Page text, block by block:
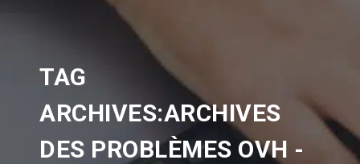
TAG
ARCHIVES:ARCHIVES
DES PROBLÈMES OVH -